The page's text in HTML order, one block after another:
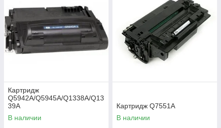
Картридж
Q5942A/Q5945A/Q1338A/Q13
39A
В наличии
Картридж Q7551A
В наличии